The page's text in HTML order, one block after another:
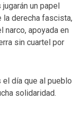
un papel
la derecha fascista,
narco, apoyada en
sin cuartel por
día que al pueblo
solidaridad.